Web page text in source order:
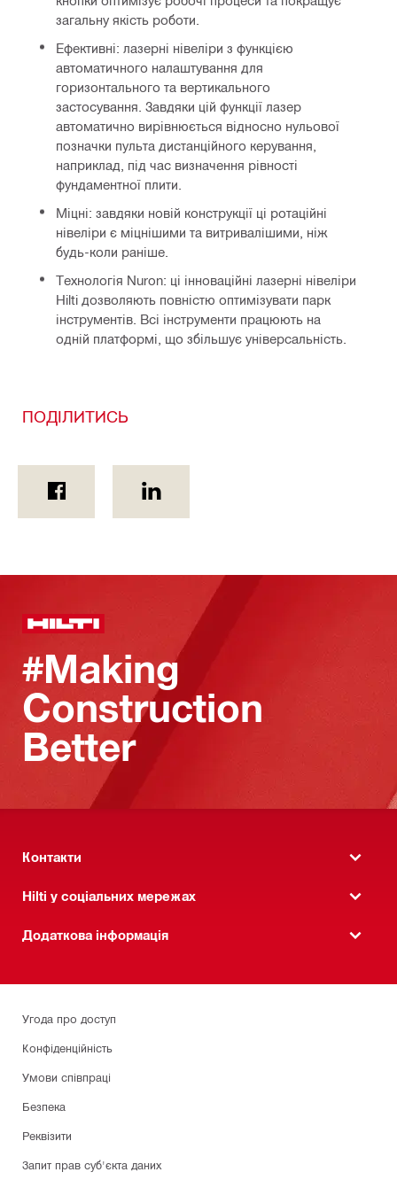
загальну якість роботи.
Ефективні: лазерні нівеліри з функцією
автоматичного налаштування для
горизонтального та вертикального
застосування. Завдяки цій функції лазер
автоматично вирівнюється відносно нульової
позначки пульта дистанційного керування,
наприклад, під час визначення рівності
фундаментної плити.
Міцні: завдяки новій конструкції ці ротаційні
нівеліри є міцнішими та витривалішими, ніж
будь-коли раніше.
Технологія Nuron: ці інноваційні лазерні нівеліри
Hilti дозволяють повністю оптимізувати парк
інструментів. Всі інструменти працюють на
одній платформі, що збільшує універсальність.
ПОДІЛИТИСЬ
#Making
Construction
Better
Контакти
Hilti у соціальних мережах
Додаткова інформація
Угода про доступ
Конфіденційність
Умови співпраці
Безпека
Реквізити
Запит прав суб'єкта даних